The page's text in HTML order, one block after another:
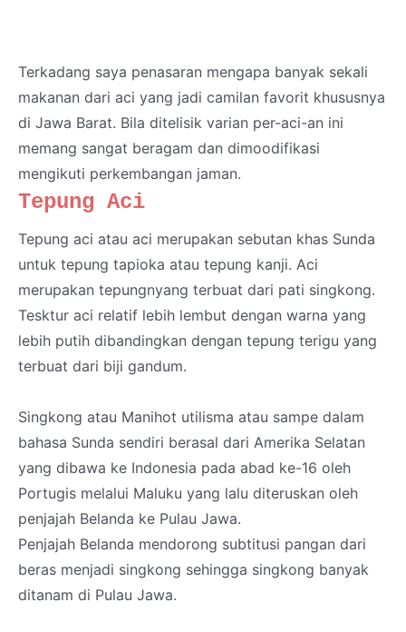
Terkadang saya penasaran mengapa banyak sekali
makanan dari aci yang jadi camilan favorit khususnya
di Jawa Barat. Bila ditelisik varian per-aci-an ini
memang sangat beragam dan dimoodifikasi
mengikuti perkembangan jaman.
Tepung Aci
Tepung aci atau aci merupakan sebutan khas Sunda
untuk tepung tapioka atau tepung kanji. Aci
merupakan tepungnyang terbuat dari pati singkong.
Tesktur aci relatif lebih lembut dengan warna yang
lebih putih dibandingkan dengan tepung terigu yang
terbuat dari biji gandum.
Singkong atau Manihot utilisma atau sampe dalam
bahasa Sunda sendiri berasal dari Amerika Selatan
yang dibawa ke Indonesia pada abad ke-16 oleh
Portugis melalui Maluku yang lalu diteruskan oleh
penjajah Belanda ke Pulau Jawa.
Penjajah Belanda mendorong subtitusi pangan dari
beras menjadi singkong sehingga singkong banyak
ditanam di Pulau Jawa.